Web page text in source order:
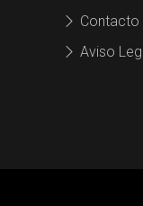
Contacto
Aviso